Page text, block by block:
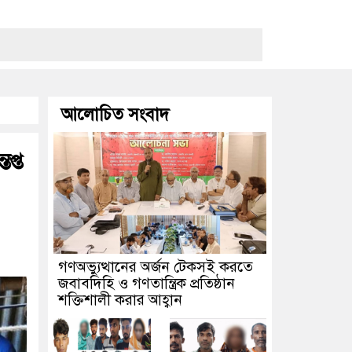
আলোচিত সংবাদ
গণঅভ্যুত্থানের অর্জন টেকসই করতে
জবাবদিহি ও গণতান্ত্রিক প্রতিষ্ঠান
শক্তিশালী করার আহ্বান